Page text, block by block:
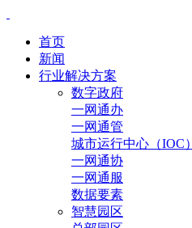
首页
新闻
行业解决方案
数字政府
一网通办
一网通管
城市运行中心（IOC）
一网通协
一网通服
数据要素
智慧园区